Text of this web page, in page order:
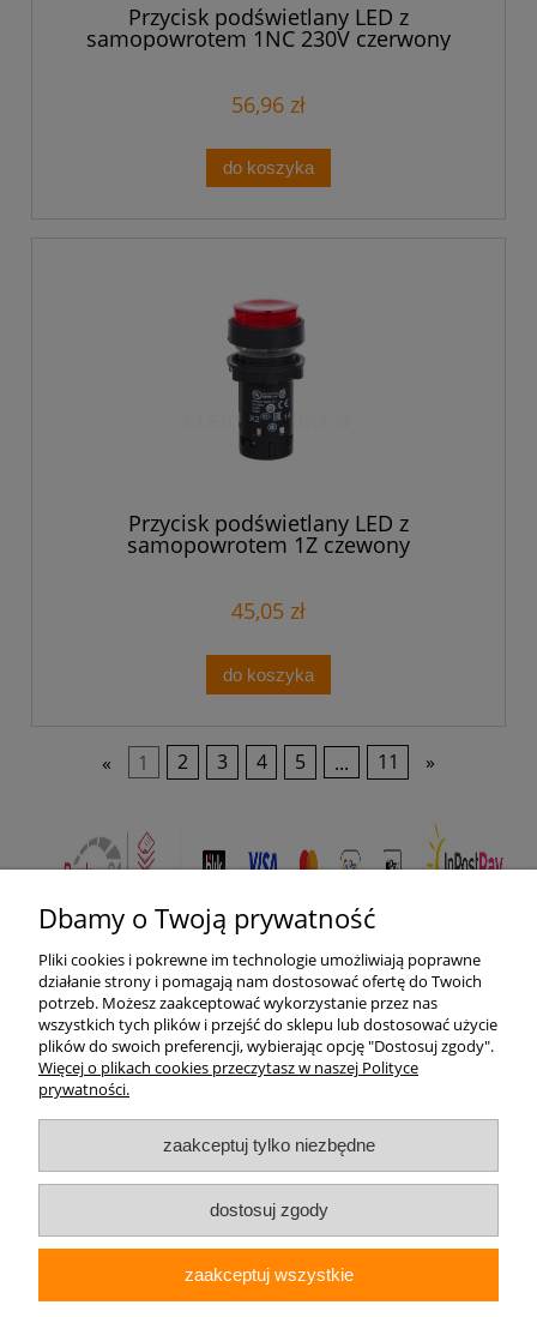
Przycisk podświetlany LED z
samopowrotem 1NC 230V czerwony
56,96 zł
do koszyka
Przycisk podświetlany LED z
samopowrotem 1Z czewony
45,05 zł
do koszyka
« 1 2 3 4 5 ... 11 »
Pomoc
Moje konto
Informacje
O nas
Elektrohurt24.pl
Dbamy o Twoją prywatność
Pliki cookies i pokrewne im technologie umożliwiają poprawne
działanie strony i pomagają nam dostosować ofertę do Twoich
potrzeb. Możesz zaakceptować wykorzystanie przez nas
wszystkich tych plików i przejść do sklepu lub dostosować użycie
plików do swoich preferencji, wybierając opcję "Dostosuj zgody".
Więcej o plikach cookies przeczytasz w naszej Polityce
prywatności.
zaakceptuj tylko niezbędne
dostosuj zgody
zaakceptuj wszystkie